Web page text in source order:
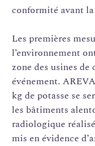
conformité avant
Les premières
l’environnement
zone des usines
événement.
kg de potasse se
les bâtiments
radiologique
mis en évidence